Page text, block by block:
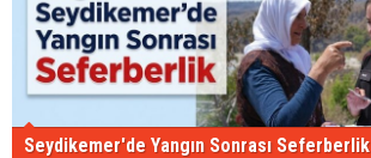
Seydikemer'de Yangın Sonrası Seferberlik